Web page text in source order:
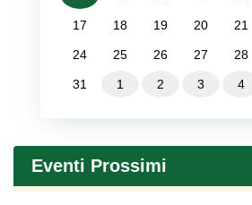
17 18 19 20 21
24 25 26 27 28
31 1 2 3 4
Eventi Prossimi